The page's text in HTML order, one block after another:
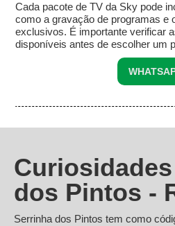
Cada pacote de TV da Sky pode
como a gravação de programas e
exclusivos. É importante verificar
disponíveis antes de escolher um
dos Pintos -
Serrinha dos Pintos tem como